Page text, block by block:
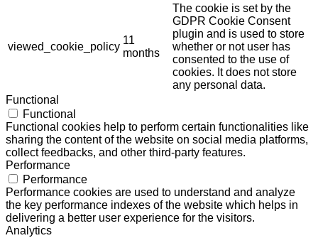
viewed_cookie_policy
11
months
The cookie is set by the
GDPR Cookie Consent
plugin and is used to store
whether or not user has
consented to the use of
cookies. It does not store
any personal data.
Functional
Functional
Functional cookies help to perform certain functionalities like
sharing the content of the website on social media platforms,
collect feedbacks, and other third-party features.
Performance
Performance
Performance cookies are used to understand and analyze
the key performance indexes of the website which helps in
delivering a better user experience for the visitors.
Analytics